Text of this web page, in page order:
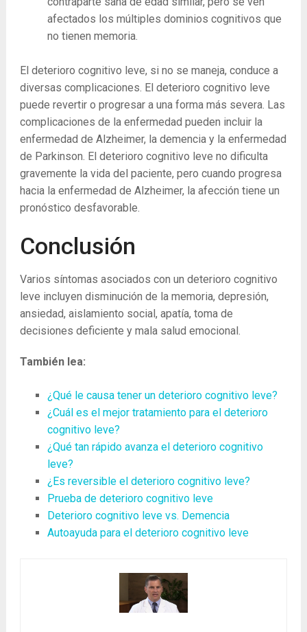
afectados los múltiples dominios cognitivos que
no tienen memoria.
El deterioro cognitivo leve, si no se maneja, conduce a
diversas complicaciones. El deterioro cognitivo leve
puede revertir o progresar a una forma más severa. Las
complicaciones de la enfermedad pueden incluir la
enfermedad de Alzheimer, la demencia y la enfermedad
de Parkinson. El deterioro cognitivo leve no dificulta
gravemente la vida del paciente, pero cuando progresa
hacia la enfermedad de Alzheimer, la afección tiene un
pronóstico desfavorable.
Conclusión
Varios síntomas asociados con un deterioro cognitivo
leve incluyen disminución de la memoria, depresión,
ansiedad, aislamiento social, apatía, toma de
decisiones deficiente y mala salud emocional.
También lea:
¿Qué le causa tener un deterioro cognitivo leve?
¿Cuál es el mejor tratamiento para el deterioro
cognitivo leve?
¿Qué tan rápido avanza el deterioro cognitivo
leve?
¿Es reversible el deterioro cognitivo leve?
Prueba de deterioro cognitivo leve
Deterioro cognitivo leve vs. Demencia
Autoayuda para el deterioro cognitivo leve